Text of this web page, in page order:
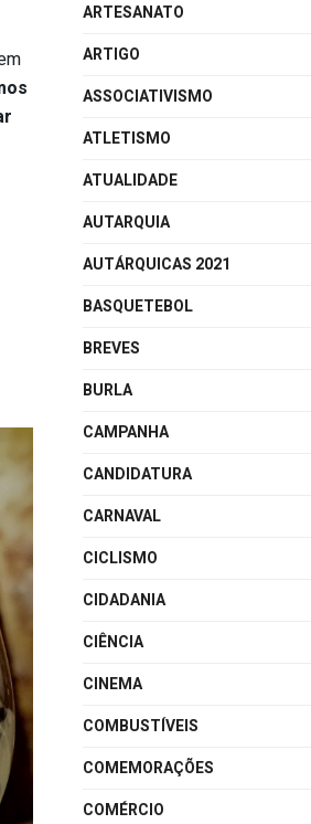
ARTESANATO
ARTIGO
ASSOCIATIVISMO
ATLETISMO
ATUALIDADE
AUTARQUIA
AUTÁRQUICAS 2021
BASQUETEBOL
BREVES
BURLA
CAMPANHA
CANDIDATURA
CARNAVAL
CICLISMO
CIDADANIA
CIÊNCIA
CINEMA
COMBUSTÍVEIS
COMEMORAÇÕES
COMÉRCIO